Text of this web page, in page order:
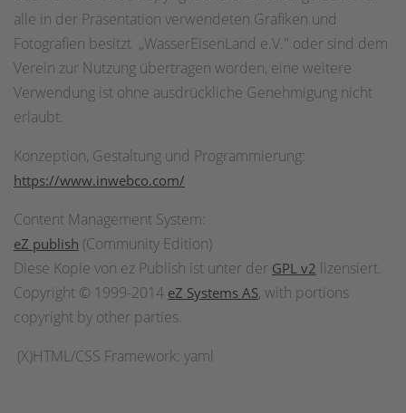
alle in der Präsentation verwendeten Grafiken und
Fotografien besitzt „WasserEisenLand e.V." oder sind dem
Verein zur Nutzung übertragen worden, eine weitere
Verwendung ist ohne ausdrückliche Genehmigung nicht
erlaubt.
Konzeption, Gestaltung und Programmierung:
https://www.inwebco.com/
Content Management System:
eZ publish (Community Edition)
Diese Kopie von ez Publish ist unter der GPL v2 lizensiert.
Copyright © 1999-2014 eZ Systems AS, with portions
copyright by other parties.
(X)HTML/CSS Framework: yaml